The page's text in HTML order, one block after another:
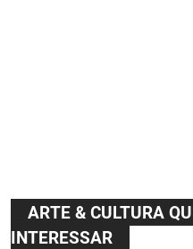
ARTE & CULTURA
INTERESSAR